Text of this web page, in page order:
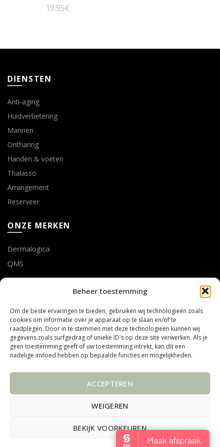
Beheer toestemming
Om de beste ervaringen te bieden, gebruiken wij technologieën zoals
cookies om informatie over je apparaat op te slaan en/of te
raadplegen. Door in te stemmen met deze technologieën kunnen wij
gegevens zoals surfgedrag of unieke ID's op deze site verwerken. Als je
geen toestemming geeft of uw toestemming intrekt, kan dit een
nadelige invloed hebben op bepaalde functies en mogelijkheden.
ACCEPTEREN
WEIGEREN
BEKIJK VOORKEUREN
19.95€
DIENSTEN
Anti-aging
Huidverbetering
Mannen
Ontharing
Handen & voeten
Thalasso
Arrangement
Reserveer
ONZE MERKEN
Dermalogica
QMS
LOTTE GEUSENS
Tel. 011 75 53 28
mail info@mooibijlotte.be
ADRES
Steenweg Linde 10